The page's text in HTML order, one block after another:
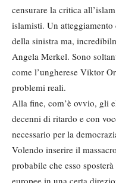
censurare la critica
islamisti. Un
della sinistra ma,
Angela Merkel. Sono
come l’ungherese Viktor
problemi reali.
Alla fine, com’è ovvio, gli
decenni di ritardo e con
necessario per la
Volendo inserire il
probabile che esso
europee in una certa